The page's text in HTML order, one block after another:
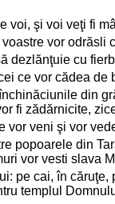
voi, şi voi veţi fi
vor
cu
ce vor cădea de
din
fi zădărnicite,
vor veni şi vor
popoarele din
vor vesti slava
pe cai, în
templul